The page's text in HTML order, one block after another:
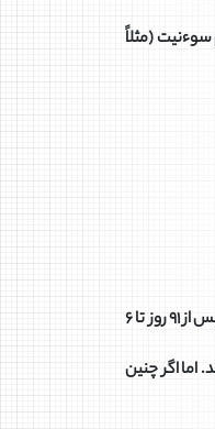
(مثلاً
سلاح سرد جنگی (مانند قمه و شمشیر): طبق ماده ۶ قانون مجازات قاچاق اسلحه و مهمات، حمل سلاح سرد جنگی و فروش سلاح سرد جنگی به صورت غیرمجاز، مطلقاً جرم است و مجازات حبس از ۹۱ روز تا ۶
باشد. اما اگر چنین